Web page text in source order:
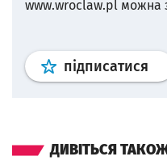
www.wroclaw.pl можна
підписатися
ДИВІТЬСЯ